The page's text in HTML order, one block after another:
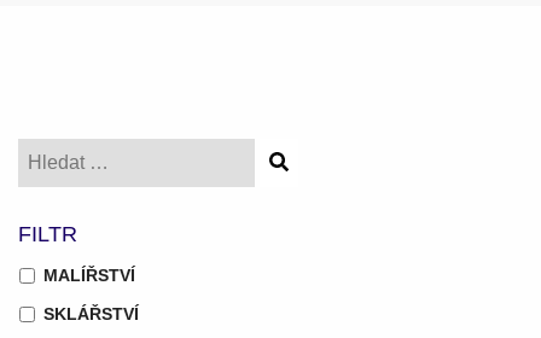
FILTR
MALÍŘSTVÍ
SKLÁŘSTVÍ